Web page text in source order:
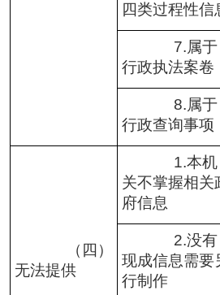
四类过程性信
7.属于
行政执法案卷
8.属于
行政查询事项
（四）
无法提供
1.本机
关不掌握相关
府信息
2.没有
现成信息需要
行制作